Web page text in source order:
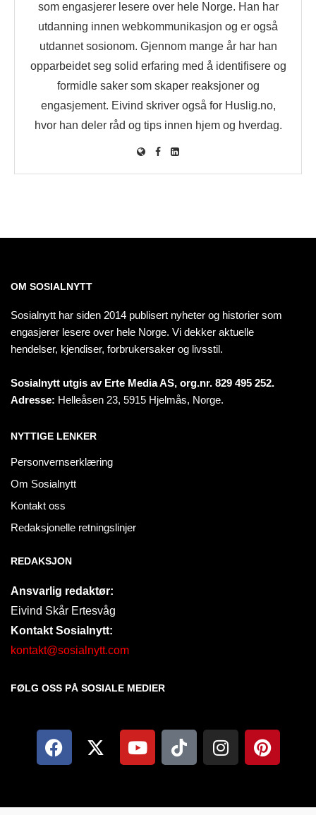
som engasjerer lesere over hele Norge. Han har
utdanning innen webkommunikasjon og er også
utdannet sosionom. Gjennom mange år har han
opparbeidet seg solid erfaring med å identifisere og
formidle saker som skaper reaksjoner og
engasjement. Eivind skriver også for Huslig.no,
hvor han deler råd og tips innen hjem og hverdag.
OM SOSIALNYTT
Sosialnytt har siden 2014 publisert nyheter og historier som
engasjerer lesere over hele Norge. Vi dekker aktuelle
hendelser, kjendiser, forbrukersaker og livsstil.
Sosialnytt utgis av Erte Media AS, org.nr. 829 495 252.
Adresse: Helleåsen 23, 5915 Hjelmås, Norge.
NYTTIGE LENKER
Personvernserklæring
Om Sosialnytt
Kontakt oss
Redaksjonelle retningslinjer
REDAKSJON
Ansvarlig redaktør:
Eivind Skår Ertesvåg
Kontakt Sosialnytt:
kontakt@sosialnytt.com
FØLG OSS PÅ SOSIALE MEDIER​